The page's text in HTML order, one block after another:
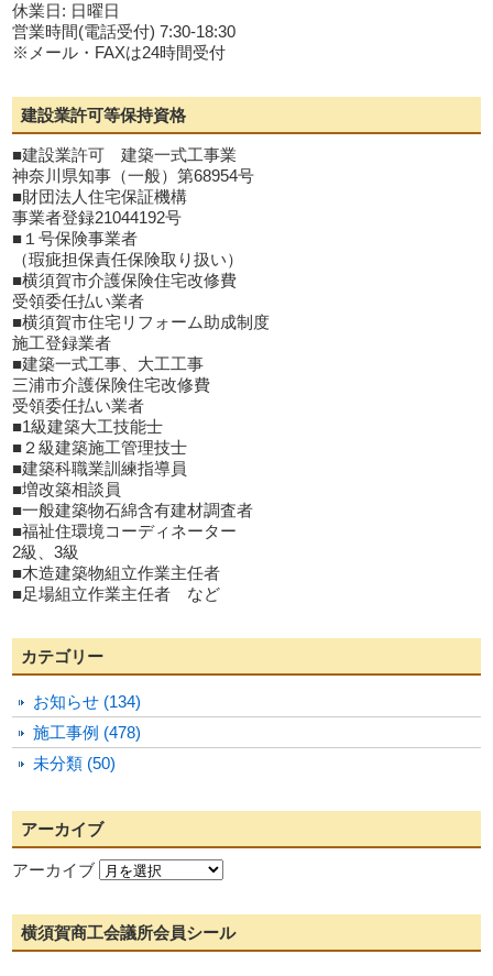
休業日: 日曜日
営業時間(電話受付) 7:30-18:30
※メール・FAXは24時間受付
建設業許可等保持資格
■建設業許可 建築一式工事業
神奈川県知事（一般）第68954号
■財団法人住宅保証機構
事業者登録21044192号
■１号保険事業者
（瑕疵担保責任保険取り扱い）
■横須賀市介護保険住宅改修費
受領委任払い業者
■横須賀市住宅リフォーム助成制度
施工登録業者
■建築一式工事、大工工事
三浦市介護保険住宅改修費
受領委任払い業者
■1級建築大工技能士
■２級建築施工管理技士
■建築科職業訓練指導員
■増改築相談員
■一般建築物石綿含有建材調査者
■福祉住環境コーディネーター
2級、3級
■木造建築物組立作業主任者
■足場組立作業主任者 など
カテゴリー
お知らせ (134)
施工事例 (478)
未分類 (50)
アーカイブ
アーカイブ
横須賀商工会議所会員シール